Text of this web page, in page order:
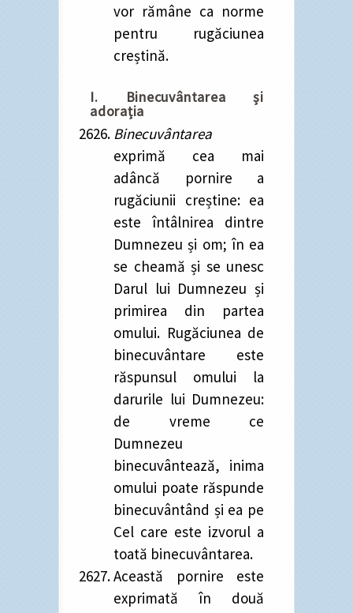
vor rămâne ca norme
pentru rugăciunea
creștină.
I. Binecuvântarea și
adorația
Binecuvântarea
exprimă cea mai
adâncă pornire a
rugăciunii creștine: ea
este întâlnirea dintre
Dumnezeu și om; în ea
se cheamă și se unesc
Darul lui Dumnezeu și
primirea din partea
omului. Rugăciunea de
binecuvântare este
răspunsul omului la
darurile lui Dumnezeu:
de vreme ce
Dumnezeu
binecuvântează, inima
omului poate răspunde
binecuvântând și ea pe
Cel care este izvorul a
toată binecuvântarea.
Această pornire este
exprimată în două